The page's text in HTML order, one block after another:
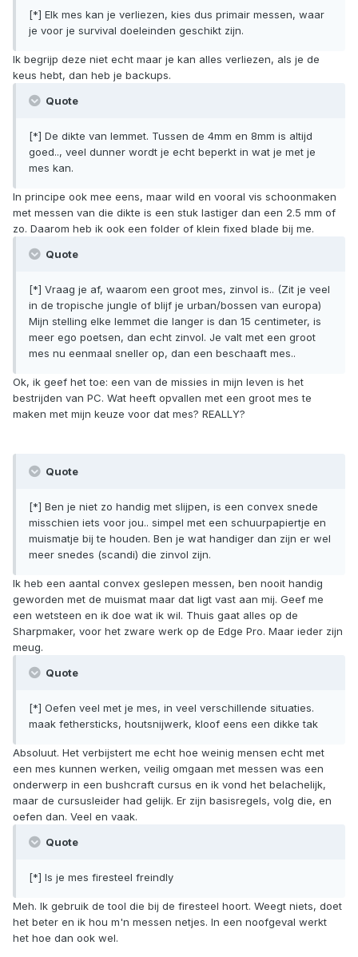
[*] Elk mes kan je verliezen, kies dus primair messen, waar
je voor je survival doeleinden geschikt zijn.
Ik begrijp deze niet echt maar je kan alles verliezen, als je de
keus hebt, dan heb je backups.
Quote
[*] De dikte van lemmet. Tussen de 4mm en 8mm is altijd
goed.., veel dunner wordt je echt beperkt in wat je met je
mes kan.
In principe ook mee eens, maar wild en vooral vis schoonmaken
met messen van die dikte is een stuk lastiger dan een 2.5 mm of
zo. Daarom heb ik ook een folder of klein fixed blade bij me.
Quote
[*] Vraag je af, waarom een groot mes, zinvol is.. (Zit je veel
in de tropische jungle of blijf je urban/bossen van europa)
Mijn stelling elke lemmet die langer is dan 15 centimeter, is
meer ego poetsen, dan echt zinvol. Je valt met een groot
mes nu eenmaal sneller op, dan een beschaaft mes..
Ok, ik geef het toe: een van de missies in mijn leven is het
bestrijden van PC. Wat heeft opvallen met een groot mes te
maken met mijn keuze voor dat mes? REALLY?
Quote
[*] Ben je niet zo handig met slijpen, is een convex snede
misschien iets voor jou.. simpel met een schuurpapiertje en
muismatje bij te houden. Ben je wat handiger dan zijn er wel
meer snedes (scandi) die zinvol zijn.
Ik heb een aantal convex geslepen messen, ben nooit handig
geworden met de muismat maar dat ligt vast aan mij. Geef me
een wetsteen en ik doe wat ik wil. Thuis gaat alles op de
Sharpmaker, voor het zware werk op de Edge Pro. Maar ieder zijn
meug.
Quote
[*] Oefen veel met je mes, in veel verschillende situaties.
maak fethersticks, houtsnijwerk, kloof eens een dikke tak
Absoluut. Het verbijstert me echt hoe weinig mensen echt met
een mes kunnen werken, veilig omgaan met messen was een
onderwerp in een bushcraft cursus en ik vond het belachelijk,
maar de cursusleider had gelijk. Er zijn basisregels, volg die, en
oefen dan. Veel en vaak.
Quote
[*] Is je mes firesteel freindly
Meh. Ik gebruik de tool die bij de firesteel hoort. Weegt niets, doet
het beter en ik hou m'n messen netjes. In een noofgeval werkt
het hoe dan ook wel.